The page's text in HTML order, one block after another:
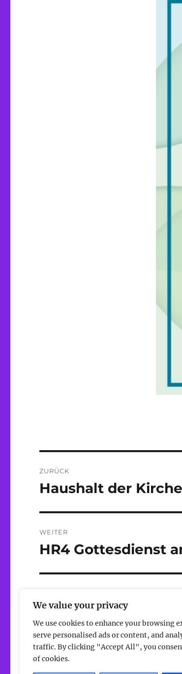
We value your privacy
We use cookies to enhance your browsing
serve personalised ads or content, and
traffic. By clicking "Accept All", you
of cookies.
ZURÜCK
Vorheriger
Haushalt der
WEITER
Nächster
HR4 Gottesdienst